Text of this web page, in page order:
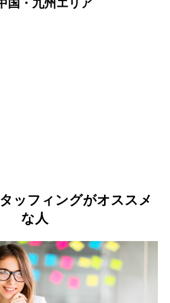
国・九州エリア
ッフィングがオススメ
な人